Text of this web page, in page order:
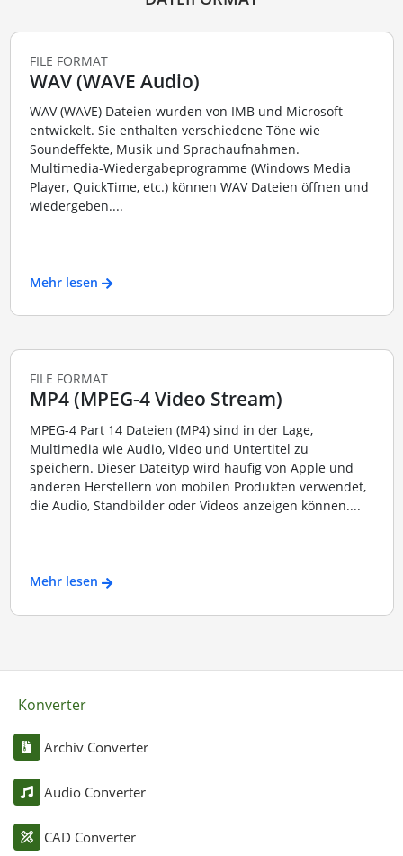
FILE FORMAT
WAV (WAVE Audio)
WAV (WAVE) Dateien wurden von IMB und Microsoft
entwickelt. Sie enthalten verschiedene Töne wie
Soundeffekte, Musik und Sprachaufnahmen.
Multimedia-Wiedergabeprogramme (Windows Media
Player, QuickTime, etc.) können WAV Dateien öffnen und
wiedergeben....
Mehr lesen
FILE FORMAT
MP4 (MPEG-4 Video Stream)
MPEG-4 Part 14 Dateien (MP4) sind in der Lage,
Multimedia wie Audio, Video und Untertitel zu
speichern. Dieser Dateityp wird häufig von Apple und
anderen Herstellern von mobilen Produkten verwendet,
die Audio, Standbilder oder Videos anzeigen können....
Mehr lesen
Konverter
Archiv Converter
Audio Converter
CAD Converter